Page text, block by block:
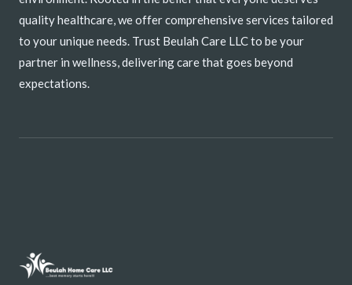
quality healthcare, we offer comprehensive services tailored
to your unique needs. Trust Beulah Care LLC to be your
partner in wellness, delivering care that goes beyond
expectations.